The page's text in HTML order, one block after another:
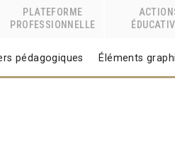
PLATEFORME
PROFESSIONNELLE
pédagogiques Éléments